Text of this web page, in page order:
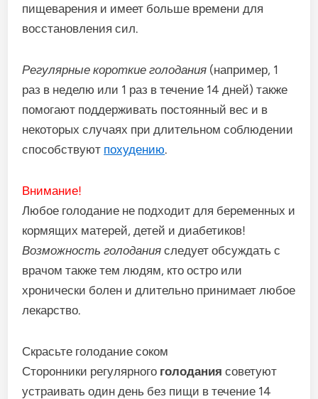
пищеварения и имеет больше времени для
восстановления сил.
Регулярные короткие голодания (например, 1
раз в неделю или 1 раз в течение 14 дней) также
помогают поддерживать постоянный вес и в
некоторых случаях при длительном соблюдении
способствуют похудению.
Внимание!
Любое голодание не подходит для беременных и
кормящих матерей, детей и диабетиков!
Возможность голодания следует обсуждать с
врачом также тем людям, кто остро или
хронически болен и длительно принимает любое
лекарство.
Скрасьте голодание соком
Сторонники регулярного голодания советуют
устраивать один день без пищи в течение 14